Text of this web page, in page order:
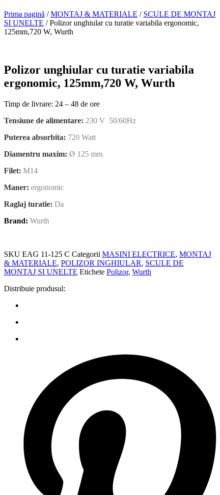
Prima pagină /MONTAJ & MATERIALE / SCULE DE MONTAJ
SI UNELTE / Polizor unghiular cu turatie variabila ergonomic,
125mm,720 W, Wurth
Polizor unghiular cu turatie variabila
ergonomic, 125mm,720 W, Wurth
Timp de livrare: 24 – 48 de ore
Tensiune de alimentare: 230 V 50/60Hz
Puterea absorbita: 720 Watt
Diamentru maxim: Ø 125 mm
Filet: M14
Maner: ergonomic
Raglaj turatie: Da
Brand: Wurth
SKU EAG 11-125 C Categorii MASINI ELECTRICE, MONTAJ
& MATERIALE, POLIZOR INGHIULAR, SCULE DE
MONTAJ SI UNELTE Etichete Polizor, Wurth
Distribuie produsul: